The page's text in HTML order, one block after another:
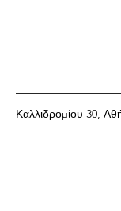
Καλλιδρομίου 30,